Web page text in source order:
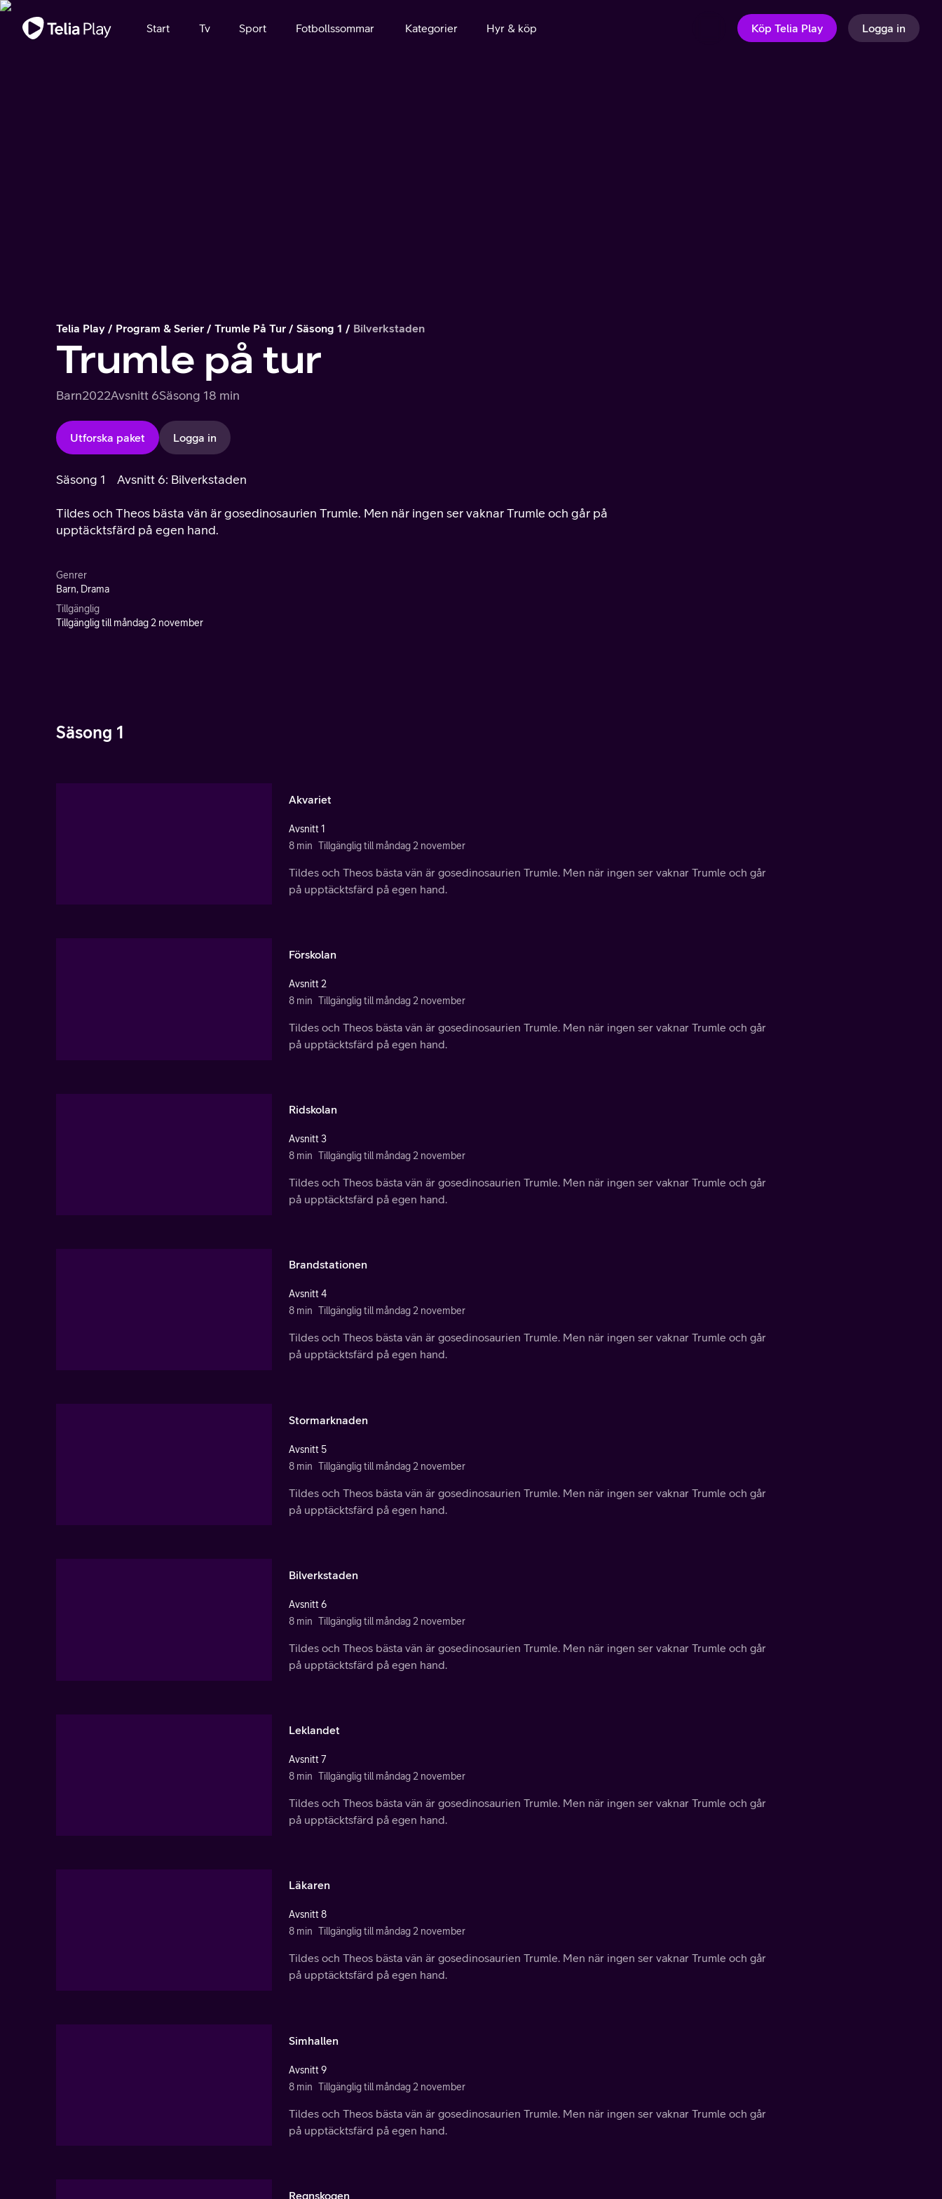
Viktigt meddelande
Start Tv Sport Fotbollssommar Kategorier Hyr & köp Köp Telia Play Logga in
Telia Play Program & Serier Trumle På Tur Säsong 1 Bilverkstaden
Trumle på tur
Barn2022Avsnitt 6Säsong 18 min
Utforska paket Logga in
Säsong 1 Avsnitt 6: Bilverkstaden
Tildes och Theos bästa vän är gosedinosaurien Trumle. Men när ingen ser vaknar Trumle och går på
upptäcktsfärd på egen hand.
Genrer
Barn, Drama
Tillgänglig
Tillgänglig till måndag 2 november
Säsong 1
Akvariet
Avsnitt 1
8 min Tillgänglig till måndag 2 november
Tildes och Theos bästa vän är gosedinosaurien Trumle. Men när ingen ser vaknar Trumle och går
på upptäcktsfärd på egen hand.
Förskolan
Avsnitt 2
8 min Tillgänglig till måndag 2 november
Tildes och Theos bästa vän är gosedinosaurien Trumle. Men när ingen ser vaknar Trumle och går
på upptäcktsfärd på egen hand.
Ridskolan
Avsnitt 3
8 min Tillgänglig till måndag 2 november
Tildes och Theos bästa vän är gosedinosaurien Trumle. Men när ingen ser vaknar Trumle och går
på upptäcktsfärd på egen hand.
Brandstationen
Avsnitt 4
8 min Tillgänglig till måndag 2 november
Tildes och Theos bästa vän är gosedinosaurien Trumle. Men när ingen ser vaknar Trumle och går
på upptäcktsfärd på egen hand.
Stormarknaden
Avsnitt 5
8 min Tillgänglig till måndag 2 november
Tildes och Theos bästa vän är gosedinosaurien Trumle. Men när ingen ser vaknar Trumle och går
på upptäcktsfärd på egen hand.
Bilverkstaden
Avsnitt 6
8 min Tillgänglig till måndag 2 november
Tildes och Theos bästa vän är gosedinosaurien Trumle. Men när ingen ser vaknar Trumle och går
på upptäcktsfärd på egen hand.
Leklandet
Avsnitt 7
8 min Tillgänglig till måndag 2 november
Tildes och Theos bästa vän är gosedinosaurien Trumle. Men när ingen ser vaknar Trumle och går
på upptäcktsfärd på egen hand.
Läkaren
Avsnitt 8
8 min Tillgänglig till måndag 2 november
Tildes och Theos bästa vän är gosedinosaurien Trumle. Men när ingen ser vaknar Trumle och går
på upptäcktsfärd på egen hand.
Simhallen
Avsnitt 9
8 min Tillgänglig till måndag 2 november
Tildes och Theos bästa vän är gosedinosaurien Trumle. Men när ingen ser vaknar Trumle och går
på upptäcktsfärd på egen hand.
Regnskogen